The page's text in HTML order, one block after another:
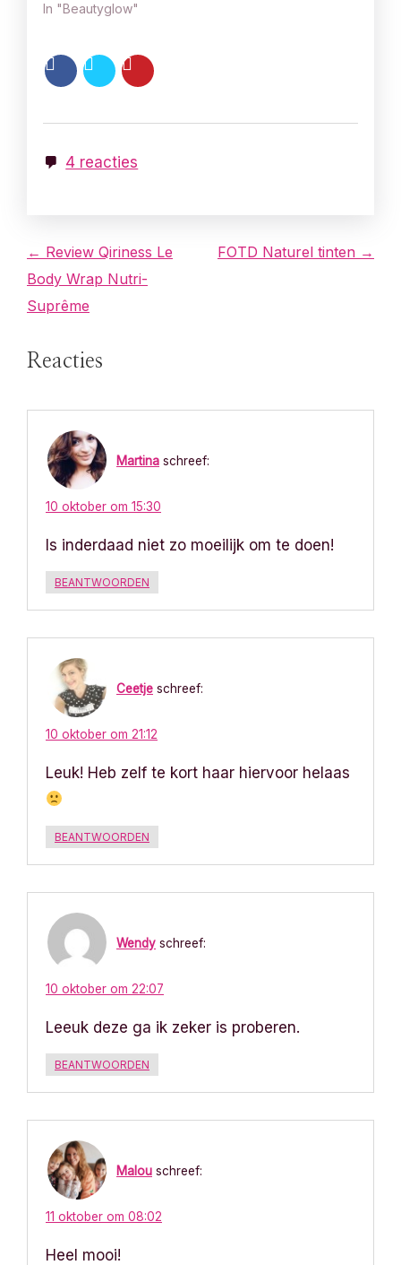
In "Beautyglow"
4 reacties
B
e
i
c
v
i
← Review Qiriness Le
Body Wrap Nutri-
Suprême
FOTD Naturel tinten →
Reacties
Martina schreef:
10 oktober om 15:30
Is inderdaad niet zo moeilijk om te doen!
BEANTWOORDEN
Ceetje schreef:
10 oktober om 21:12
Leuk! Heb zelf te kort haar hiervoor helaas
BEANTWOORDEN
Wendy schreef:
10 oktober om 22:07
Leeuk deze ga ik zeker is proberen.
BEANTWOORDEN
Malou schreef:
11 oktober om 08:02
Heel mooi!